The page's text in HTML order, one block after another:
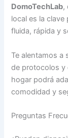
DomoTechLab,
local es la clave
fluida, rápida y
Te alentamos a
de protocolos y
hogar podrá
comodidad y
Preguntas